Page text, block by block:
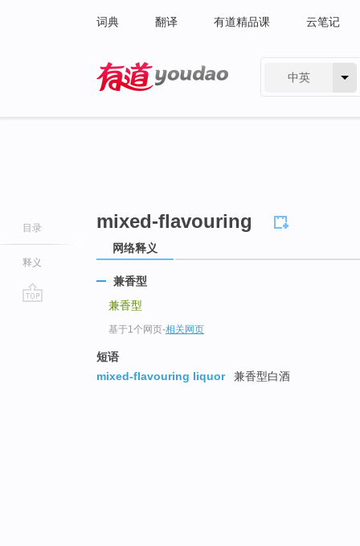
词典 翻译 有道精品课 云笔记
中英
目录
释义
mixed-flavouring
网络释义
兼香型
兼香型
基于1个网页-相关网页
短语
mixed-flavouring liquor
兼香型白酒